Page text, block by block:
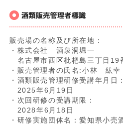
販売場の名称及び所在地：
・株式会社 酒泉洞堀一
名古屋市西区枇杷島三丁目19
・販売管理者の氏名:小林 紘幸
・酒類販売管理研修受講年月日：
2025年6月19日
・次回研修の受講期限：
2028年6月18日
・研修実施団体名：愛知県小売